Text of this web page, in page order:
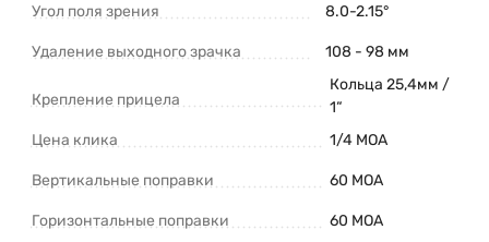
Угол поля зрения 8.0-2.15°
Удаление выходного зрачка 108 - 98 мм
Крепление прицела
Кольца 25,4мм /
1“
Цена клика
1/4 MOA
Вертикальные поправки 60 MOA
Горизонтальные поправки 60 MOA